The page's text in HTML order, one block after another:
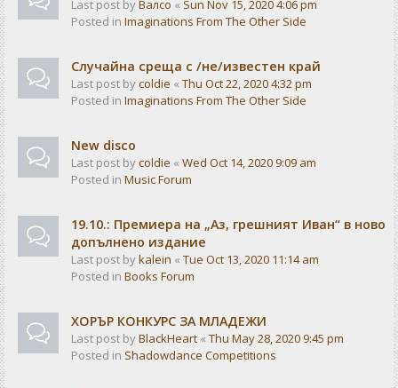
Last post byВалсо « Sun Nov 15, 2020 4:06 pm
Posted in Imaginations From The Other Side
Случайна среща с /не/известен край
Last post bycoldie « Thu Oct 22, 2020 4:32 pm
Posted in Imaginations From The Other Side
New disco
Last post bycoldie « Wed Oct 14, 2020 9:09 am
Posted in Music Forum
19.10.: Премиера на „Аз, грешният Иван“ в ново
допълнено издание
Last post bykalein « Tue Oct 13, 2020 11:14 am
Posted in Books Forum
ХОРЪР КОНКУРС ЗА МЛАДЕЖИ
Last post byBlackHeart « Thu May 28, 2020 9:45 pm
Posted in Shadowdance Competitions